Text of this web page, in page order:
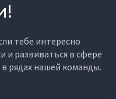
тебе интересно
и развиваться в сфере
рядах нашей команды.